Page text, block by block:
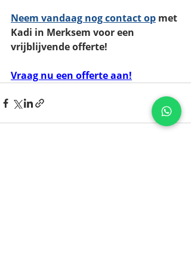
Neem vandaag nog contact op met
Kadi in Merksem voor een
vrijblijvende offerte!
Vraag nu een offerte aan!